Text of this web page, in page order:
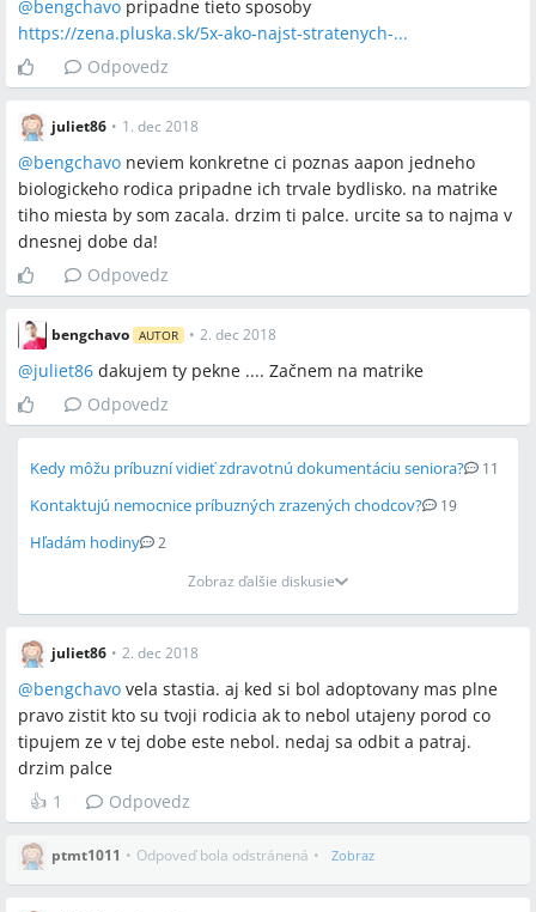
@bengchavo pripadne tieto sposoby
https://zena.pluska.sk/5x-ako-najst-stratenych-...
Odpovedz
juliet86 • 1. dec 2018
@bengchavo neviem konkretne ci poznas aapon jedneho
biologickeho rodica pripadne ich trvale bydlisko. na matrike
tiho miesta by som zacala. drzim ti palce. urcite sa to najma v
dnesnej dobe da!
Odpovedz
bengchavo AUTOR • 2. dec 2018
@juliet86 dakujem ty pekne .... Začnem na matrike
Odpovedz
Kedy môžu príbuzní vidieť zdravotnú dokumentáciu seniora? 11
Kontaktujú nemocnice príbuzných zrazených chodcov? 19
Hľadám hodiny
2
Zobraz ďalšie diskusie
juliet86 • 2. dec 2018
@bengchavo vela stastia. aj ked si bol adoptovany mas plne
pravo zistit kto su tvoji rodicia ak to nebol utajeny porod co
tipujem ze v tej dobe este nebol. nedaj sa odbit a patraj.
drzim palce
👍 1 Odpovedz
ptmt1011 • Odpoveď bola odstránená • Zobraz